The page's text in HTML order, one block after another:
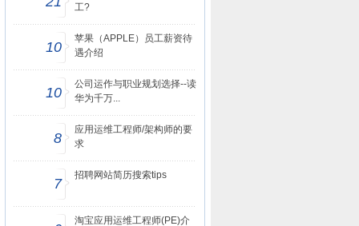
工?
10
苹果（APPLE）员工薪资待
遇介绍
10
公司运作与职业规划选择--读
华为千万...
8
应用运维工程师/架构师的要
求
7
招聘网站简历搜索tips
淘宝应用运维工程师(PE)介